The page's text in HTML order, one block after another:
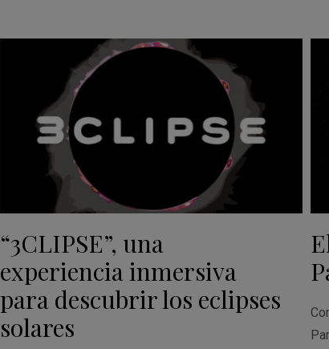
“3CLIPSE”, una
experiencia inmersiva
para descubrir los eclipses
solares